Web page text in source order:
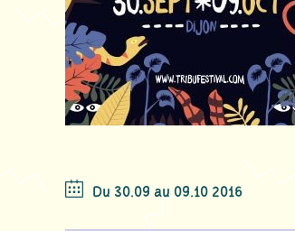
Du 30.09 au 09.10 2016